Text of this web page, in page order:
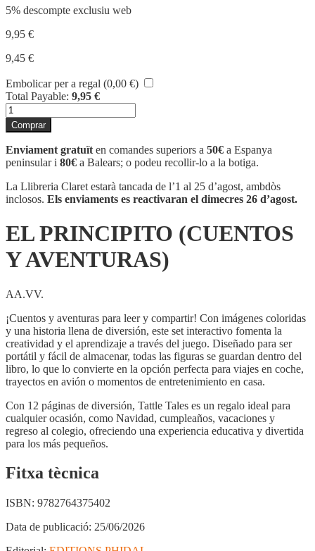
5% descompte exclusiu web
9,95 €
9,45 €
Embolicar per a regal (0,00 €)
Total Payable: 9,95 €
quantitat
de
EL
PRINCIPITO
(CUENTOS
Y
AVENTURAS)
Comprar
Enviament gratuït en comandes superiors a 50€ a Espanya
peninsular i 80€ a Balears; o podeu recollir-lo a la botiga.
La Llibreria Claret estarà tancada de l’1 al 25 d’agost, ambdòs
inclosos. Els enviaments es reactivaran el dimecres 26 d’agost.
EL PRINCIPITO (CUENTOS
Y AVENTURAS)
AA.VV.
¡Cuentos y aventuras para leer y compartir! Con imágenes coloridas
y una historia llena de diversión, este set interactivo fomenta la
creatividad y el aprendizaje a través del juego. Diseñado para ser
portátil y fácil de almacenar, todas las figuras se guardan dentro del
libro, lo que lo convierte en la opción perfecta para viajes en coche,
trayectos en avión o momentos de entretenimiento en casa.
Con 12 páginas de diversión, Tattle Tales es un regalo ideal para
cualquier ocasión, como Navidad, cumpleaños, vacaciones y
regreso al colegio, ofreciendo una experiencia educativa y divertida
para los más pequeños.
Fitxa tècnica
ISBN: 9782764375402
Data de publicació: 25/06/2026